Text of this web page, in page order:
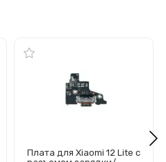
Плата для Xiaomi 12 Lite с